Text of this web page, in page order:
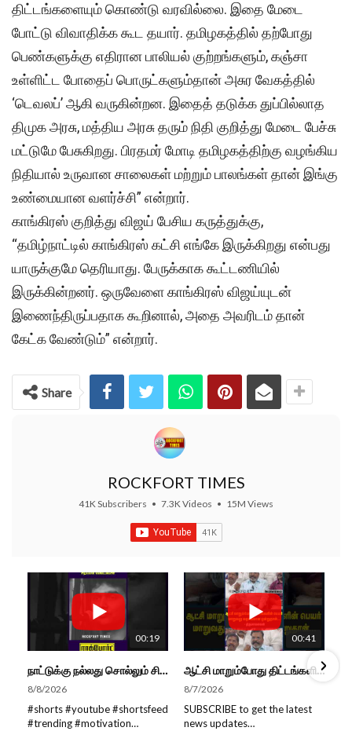
திட்டங்களையும் கொண்டு வரவில்லை. இதை மேடை
போட்டு விவாதிக்க கூட தயார். தமிழகத்தில் தற்போது
பெண்களுக்கு எதிரான பாலியல் குற்றங்களும், கஞ்சா
உள்ளிட்ட போதைப் பொருட்களும்தான் அசுர வேகத்தில்
‘டெவலப்’ ஆகி வருகின்றன. இதைத் தடுக்க துப்பில்லாத
திமுக அரசு, மத்திய அரசு தரும் நிதி குறித்து மேடை பேச்சு
மட்டுமே பேசுகிறது. பிரதமர் மோடி தமிழகத்திற்கு வழங்கிய
நிதியால் உருவான சாலைகள் மற்றும் பாலங்கள் தான் இங்கு
உண்மையான வளர்ச்சி” என்றார்.
காங்கிரஸ் குறித்து விஜய் பேசிய கருத்துக்கு,
“தமிழ்நாட்டில் காங்கிரஸ் கட்சி எங்கே இருக்கிறது என்பது
யாருக்குமே தெரியாது. பேருக்காக கூட்டணியில்
இருக்கின்றனர். ஒருவேளை காங்கிரஸ் விஜய்யுடன்
இணைந்திருப்பதாக கூறினால், அதை அவரிடம் தான்
கேட்க வேண்டும்” என்றார்.
Share
ROCKFORT TIMES
41K Subscribers • 7.3K Videos • 15M Views
00:19
நாட்டுக்கு நல்லது சொல்லும் சிறப்பான மேடைப்பேச்சு... #shorts #subscribe #video
8/8/2026
#shorts #youtube #shortsfeed
#trending #motivation
00:41
ஆட்சி மாறும்போது திட்டங்களின் பெயர் மாறுவது வழக்கமான ஒன்று தான்... திருமாவளவன்
8/7/2026
SUBSCRIBE to get the latest
news updates